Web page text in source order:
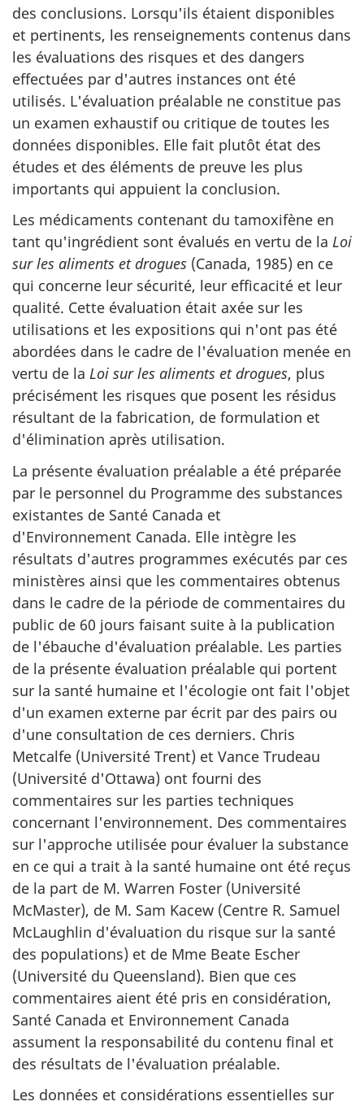
des conclusions. Lorsqu'ils étaient disponibles
et pertinents, les renseignements contenus dans
les évaluations des risques et des dangers
effectuées par d'autres instances ont été
utilisés. L'évaluation préalable ne constitue pas
un examen exhaustif ou critique de toutes les
données disponibles. Elle fait plutôt état des
études et des éléments de preuve les plus
importants qui appuient la conclusion.
Les médicaments contenant du tamoxifène en
tant qu'ingrédient sont évalués en vertu de la Loi
sur les aliments et drogues (Canada, 1985) en ce
qui concerne leur sécurité, leur efficacité et leur
qualité. Cette évaluation était axée sur les
utilisations et les expositions qui n'ont pas été
abordées dans le cadre de l'évaluation menée en
vertu de la Loi sur les aliments et drogues, plus
précisément les risques que posent les résidus
résultant de la fabrication, de formulation et
d'élimination après utilisation.
La présente évaluation préalable a été préparée
par le personnel du Programme des substances
existantes de Santé Canada et
d'Environnement Canada. Elle intègre les
résultats d'autres programmes exécutés par ces
ministères ainsi que les commentaires obtenus
dans le cadre de la période de commentaires du
public de 60 jours faisant suite à la publication
de l'ébauche d'évaluation préalable. Les parties
de la présente évaluation préalable qui portent
sur la santé humaine et l'écologie ont fait l'objet
d'un examen externe par écrit par des pairs ou
d'une consultation de ces derniers. Chris
Metcalfe (Université Trent) et Vance Trudeau
(Université d'Ottawa) ont fourni des
commentaires sur les parties techniques
concernant l'environnement. Des commentaires
sur l'approche utilisée pour évaluer la substance
en ce qui a trait à la santé humaine ont été reçus
de la part de M. Warren Foster (Université
McMaster), de M. Sam Kacew (Centre R. Samuel
McLaughlin d'évaluation du risque sur la santé
des populations) et de Mme Beate Escher
(Université du Queensland). Bien que ces
commentaires aient été pris en considération,
Santé Canada et Environnement Canada
assument la responsabilité du contenu final et
des résultats de l'évaluation préalable.
Les données et considérations essentielles sur